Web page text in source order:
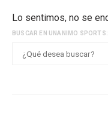
Lo sentimos, no se
BUSCAR EN UNANIMO SPORTS: